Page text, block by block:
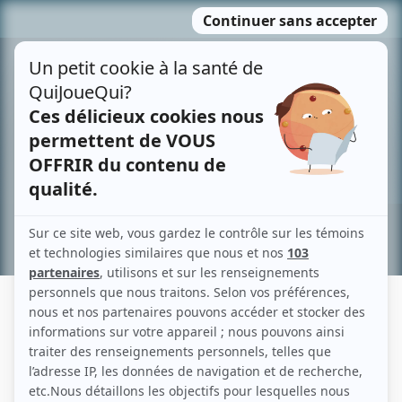
MENU
contenu
Recherche avancée »
CHLOÉ ROCHELEAU
Liens
Fiche de Chloé Rocheleau sur Showbizz.net